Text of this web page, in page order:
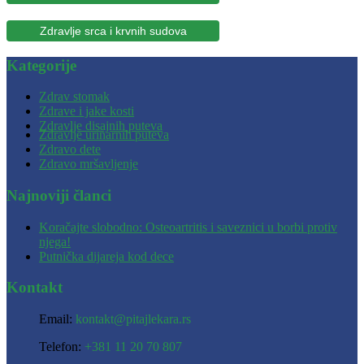
Zdravlje srca i krvnih sudova
Kategorije
Zdrav stomak
Zdrave i jake kosti
Zdravlje disajnih puteva
Zdravlje urinarnih puteva
Zdravo dete
Zdravo mršavljenje
Najnoviji članci
Koračajte slobodno: Osteoartritis i saveznici u borbi protiv
njega!
Putnička dijareja kod dece
Kontakt
Email: kontakt@pitajlekara.rs
Telefon: +381 11 20 70 807